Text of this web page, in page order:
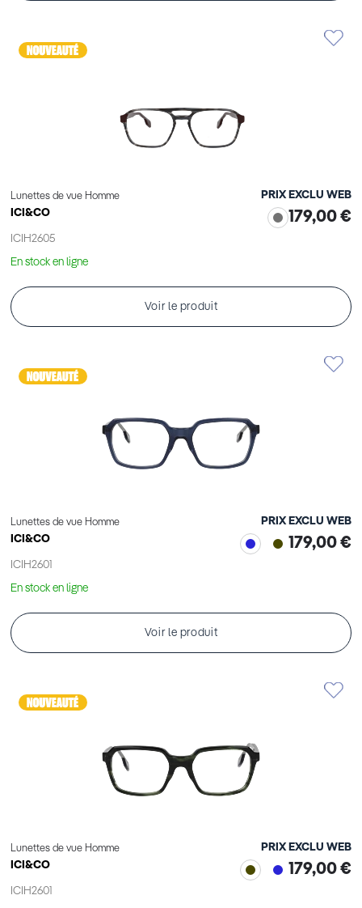
Lunettes de vue Homme
ICI&CO
ICIH2605
PRIX EXCLU WEB
179,00 €
En stock en ligne
Voir le produit
Lunettes de vue Homme
ICI&CO
ICIH2601
PRIX EXCLU WEB
179,00 €
En stock en ligne
Voir le produit
Lunettes de vue Homme
ICI&CO
ICIH2601
PRIX EXCLU WEB
179,00 €